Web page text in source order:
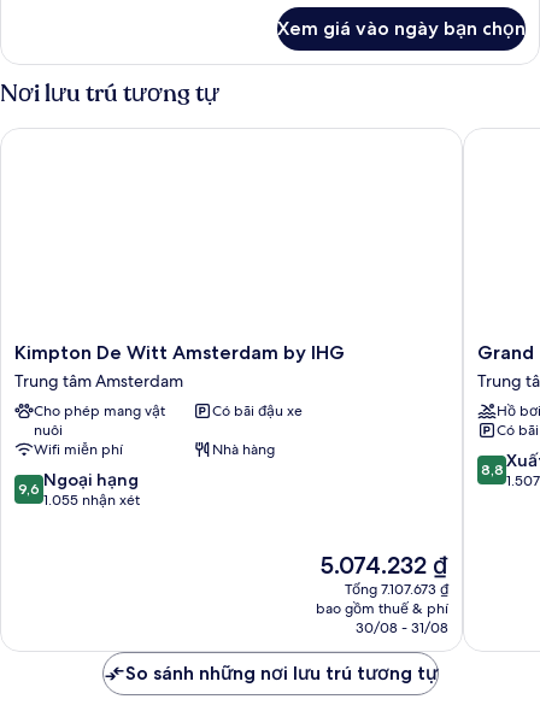
giường
king
Phòng
Junior,
giường
Xem giá vào ngày bạn chọn
Nơi lưu trú tương tự
Kimpton
De
Witt
Amsterdam
IHG
Trung
tâm
Kimpton De Witt Amsterdam by IHG
Trung tâm Amsterdam
Cho phép mang vật
nuôi
Có bãi đậu xe
Wifi miễn phí
Nhà hàng
9.6
trên
9,6 Ngoại hạng
1.055 nhận xét
Giá
hiện
tại
5.074.232 ₫
5.074.232 ₫
Tổng 7.107.673 ₫
bao gồm thuế & phí
30/08 - 31/08
Kimpton De Witt Amsterdam by IHG
Grand
Hotel
Amrâth
Trung
tâm
Trung
Hồ bơi
Có
8.8
trên
8,8
Grand
So sánh những nơi lưu trú tương tự